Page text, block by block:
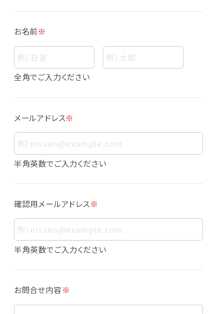
個人情報
個人情報とは、お客様個人に関する情報であっ
て、当該情報を構成する氏名、住所、電話番号、
す。また、その情報のみでは識別できない場合で
も、他の情報と容易に照合することで、結果的に
お客様個人を識別できるものも個人情報に含ま
れます。
個人情報の利用目的について
下の通りであり、これらの目的達成の範囲を超
えてお客様の個人情報を利用することはありま
せん。
・会員登録者の個人認証
・会員ポイントプログラムの運営
・メールマガジンの配信
・本サービスに関する規約等の変更の通知
お名前※
全角でご入力ください
メールアドレス※
半角英数でご入力ください
確認用メールアドレス※
半角英数でご入力ください
お問合せ内容※